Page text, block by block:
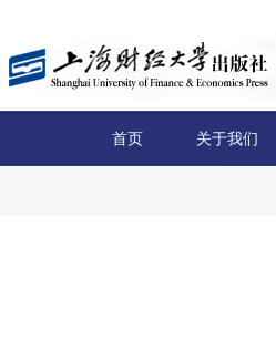
首页 关于我们